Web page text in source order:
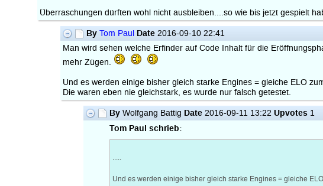
Überraschungen dürften wohl nicht ausbleiben....so wie bis jetzt gespielt
By Tom Paul Date 2016-09-10 22:41
Man wird sehen welche Erfinder auf Code Inhalt für die
mehr Zügen.
Und es werden einige bisher gleich starke Engines = gleiche ELO
Die waren eben nie gleichstark, es wurde nur falsch getestet.
By Wolfgang Battig Date 2016-09-11 13:22Upvotes 1
Tom Paul schrieb:
.....
Und es werden einige bisher gleich starke Engines = gleiche